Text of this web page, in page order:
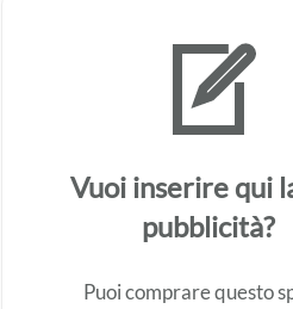
Vuoi inserire qui
pubblicità?
Puoi comprare questo